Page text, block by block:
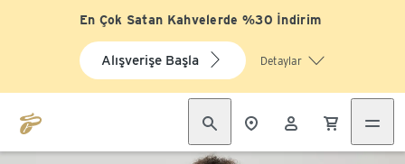
En Çok Satan Kahvelerde %30 İndirim
Alışverişe Başla Detaylar